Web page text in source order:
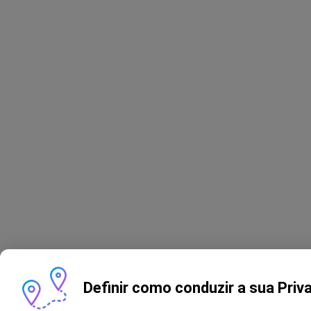
Definir como conduzir a sua